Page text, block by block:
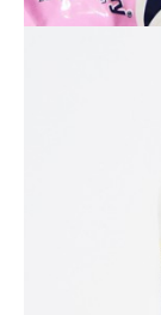
Tests de produits
Conseils